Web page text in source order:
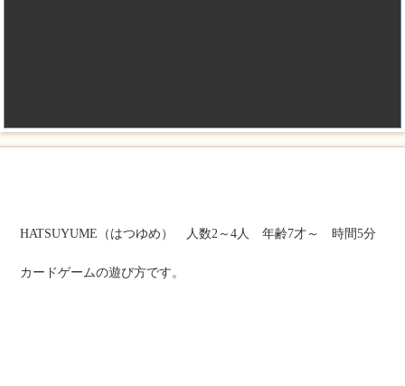
HATSUYUME（はつゆめ） 人数2～4人 年齢7才～ 時間5分
カードゲームの遊び方です。